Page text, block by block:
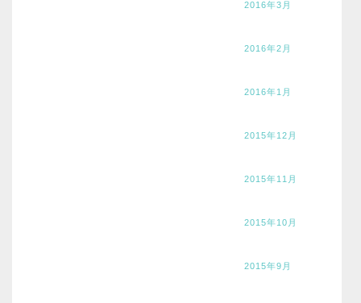
2016年3月
2016年2月
2016年1月
2015年12月
2015年11月
2015年10月
2015年9月